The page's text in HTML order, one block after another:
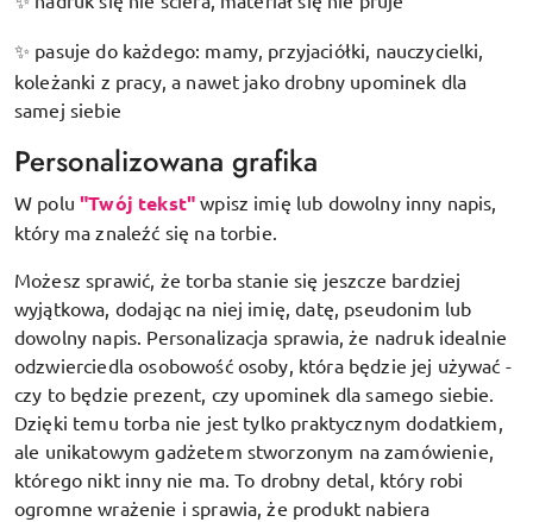
✨ pasuje do każdego: mamy, przyjaciółki, nauczycielki,
koleżanki z pracy, a nawet jako drobny upominek dla
samej siebie
Personalizowana grafika
W polu"Twój tekst" wpisz imię lub dowolny inny napis,
który ma znaleźć się na torbie.
Możesz sprawić, że torba stanie się jeszcze bardziej
wyjątkowa, dodając na niej imię, datę, pseudonim lub
dowolny napis. Personalizacja sprawia, że nadruk idealnie
odzwierciedla osobowość osoby, która będzie jej używać -
czy to będzie prezent, czy upominek dla samego siebie.
Dzięki temu torba nie jest tylko praktycznym dodatkiem,
ale unikatowym gadżetem stworzonym na zamówienie,
którego nikt inny nie ma. To drobny detal, który robi
ogromne wrażenie i sprawia, że produkt nabiera